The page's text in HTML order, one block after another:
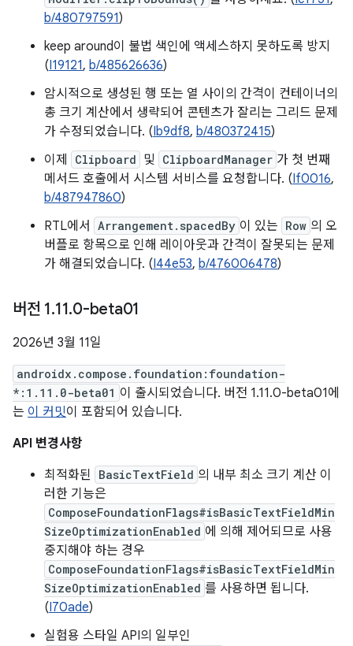
b/480797591)
keep around이 불법 색인에 액세스하지 못하도록 방지
(I19121, b/485626636)
암시적으로 생성된 행 또는 열 사이의 간격이 컨테이너의
총 크기 계산에서 생략되어 콘텐츠가 잘리는 그리드 문제
가 수정되었습니다. (Ib9df8, b/480372415)
이제
Clipboard 및 ClipboardManager 가 첫 번째
메서드 호출에서 시스템 서비스를 요청합니다. (If0016,
b/487947860)
RTL에서
Arrangement.spacedBy 이 있는 Row 의 오
버플로 항목으로 인해 레이아웃과 간격이 잘못되는 문제
가 해결되었습니다. (I44e53, b/476006478)
버전 1.11.0-beta01
2026년 3월 11일
androidx.compose.foundation:foundation-
*:1.11.0-beta01 이 출시되었습니다. 버전 1.11.0-beta01에
는 이 커밋이 포함되어 있습니다.
API 변경사항
최적화된 BasicTextField 의 내부 최소 크기 계산 이
러한 기능은
ComposeFoundationFlags#isBasicTextFieldMin
SizeOptimizationEnabled 에 의해 제어되므로 사용
중지해야 하는 경우
ComposeFoundationFlags#isBasicTextFieldMin
SizeOptimizationEnabled 를 사용하면 됩니다.
(I70ade)
실험용 스타일 API의 일부인